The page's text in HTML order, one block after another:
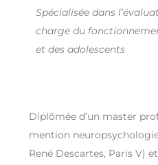
Spécialisée dans
charge du
et des adolescents
Diplômée d’un master
mention
René Descartes, Paris V)